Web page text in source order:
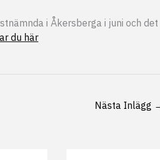
i Åkersberga i juni och det
du här
Nästa Inlägg